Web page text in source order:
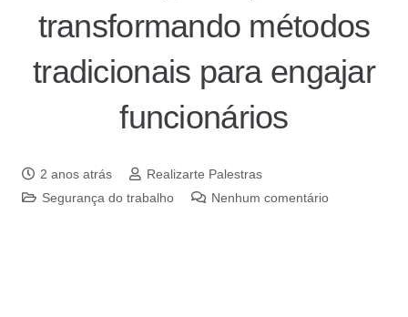
transformando métodos
tradicionais para engajar
funcionários
2 anos atrás
Realizarte Palestras
Segurança do trabalho
Nenhum comentário